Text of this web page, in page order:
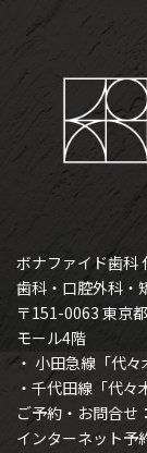
ボナファイド歯科
歯科・口腔外科・
〒151-0063 東京
モール4階
・ 小田急線「代
・千代田線「代
ご予約・お問合せ：
インターネット予